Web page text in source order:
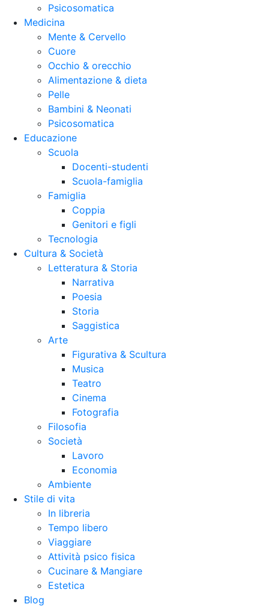
Psicosomatica
Medicina
Mente & Cervello
Cuore
Occhio & orecchio
Alimentazione & dieta
Pelle
Bambini & Neonati
Psicosomatica
Educazione
Scuola
Docenti-studenti
Scuola-famiglia
Famiglia
Coppia
Genitori e figli
Tecnologia
Cultura & Società
Letteratura & Storia
Narrativa
Poesia
Storia
Saggistica
Arte
Figurativa & Scultura
Musica
Teatro
Cinema
Fotografia
Filosofia
Società
Lavoro
Economia
Ambiente
Stile di vita
In libreria
Tempo libero
Viaggiare
Attività psico fisica
Cucinare & Mangiare
Estetica
Blog